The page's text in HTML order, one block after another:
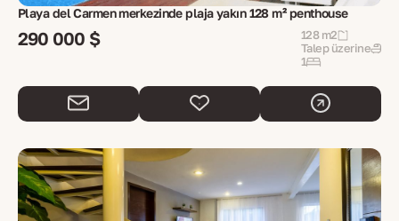
Playa del Carmen merkezinde plaja yakın 128 m² penthouse
290 000 $
128 m2
Talep üzerine
1